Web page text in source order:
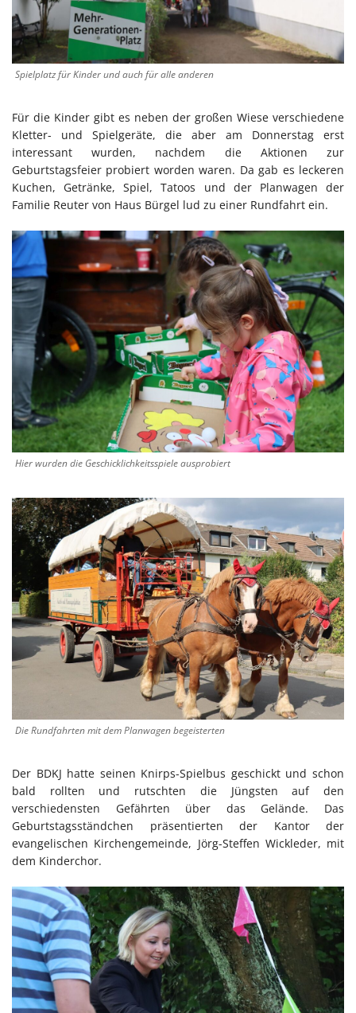
Spielplatz für Kinder und auch für alle anderen
Für die Kinder gibt es neben der großen Wiese verschiedene
Kletter- und Spielgeräte, die aber am Donnerstag erst
interessant wurden, nachdem die Aktionen zur
Geburtstagsfeier probiert worden waren. Da gab es leckeren
Kuchen, Getränke, Spiel, Tatoos und der Planwagen der
Familie Reuter von Haus Bürgel lud zu einer Rundfahrt ein.
Hier wurden die Geschicklichkeitsspiele ausprobiert
Die Rundfahrten mit dem Planwagen begeisterten
Der BDKJ hatte seinen Knirps-Spielbus geschickt und schon
bald rollten und rutschten die Jüngsten auf den
verschiedensten Gefährten über das Gelände. Das
Geburtstagsständchen präsentierten der Kantor der
evangelischen Kirchengemeinde, Jörg-Steffen Wickleder, mit
dem Kinderchor.